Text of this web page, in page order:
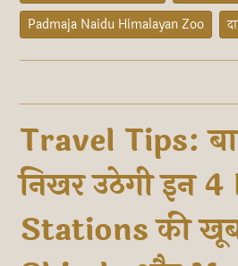
Padmaja Naidu Himalayan Zoo
Travel Tips:
निखर उठेगी इन
Stations की